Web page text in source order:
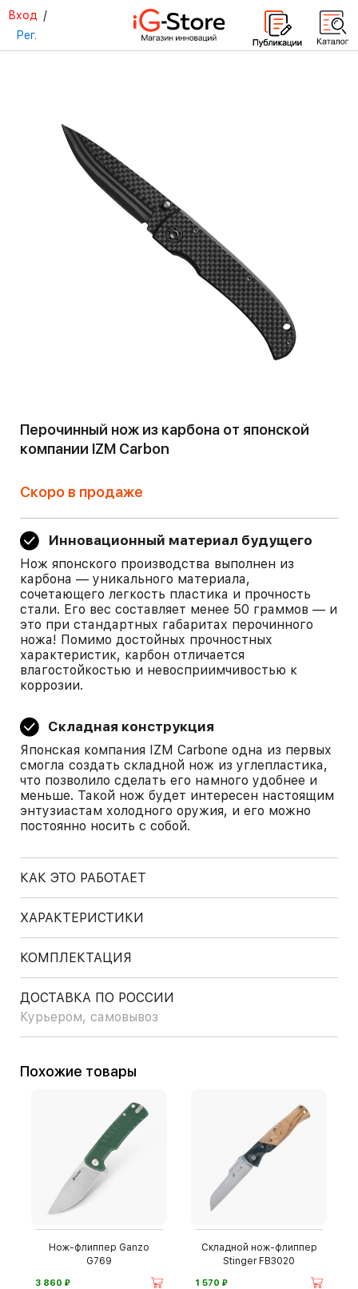
Вход /
Рег.
Перочинный нож из карбона от японской
компании IZM Carbon
Скоро в продаже
Инновационный материал будущего
Нож японского производства выполнен из
карбона — уникального материала,
сочетающего легкость пластика и прочность
стали. Его вес составляет менее 50 граммов — и
это при стандартных габаритах перочинного
ножа! Помимо достойных прочностных
характеристик, карбон отличается
влагостойкостью и невосприимчивостью к
коррозии.
Складная конструкция
Японская компания IZM Carbone одна из первых
смогла создать складной нож из углепластика,
что позволило сделать его намного удобнее и
меньше. Такой нож будет интересен настоящим
энтузиастам холодного оружия, и его можно
постоянно носить с собой.
КАК ЭТО РАБОТАЕТ
ХАРАКТЕРИСТИКИ
КОМПЛЕКТАЦИЯ
ДОСТАВКА ПО РОССИИ
Курьером, самовывоз
Похожие товары
Нож-флиппер Ganzo
G769
3 860 ⃏
Складной нож-флиппер
Stinger FB3020
1 570 ⃏